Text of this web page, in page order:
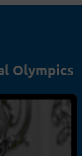
Olympics